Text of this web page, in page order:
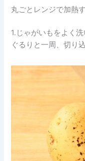
丸ごとレンジで加熱
1.じゃがいもをよく
ぐるりと一周、切り